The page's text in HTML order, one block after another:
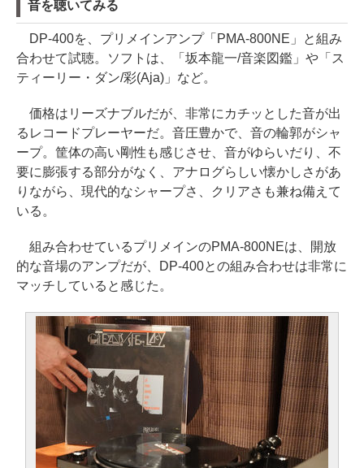
音を聴いてみる
DP-400を、プリメインアンプ「PMA-800NE」と組み
合わせて試聴。ソフトは、「坂本龍一/音楽図鑑」や「ス
ティーリー・ダン/彩(Aja)」など。
価格はリーズナブルだが、非常にカチッとした音が出
るレコードプレーヤーだ。音圧豊かで、音の輪郭がシャ
ープ。筐体の高い剛性も感じさせ、音がゆらいだり、不
要に膨張する部分がなく、アナログらしい懐かしさがあ
りながら、現代的なシャープさ、クリアさも兼ね備えて
いる。
組み合わせているプリメインのPMA-800NEは、開放
的な音場のアンプだが、DP-400との組み合わせは非常に
マッチしていると感じた。